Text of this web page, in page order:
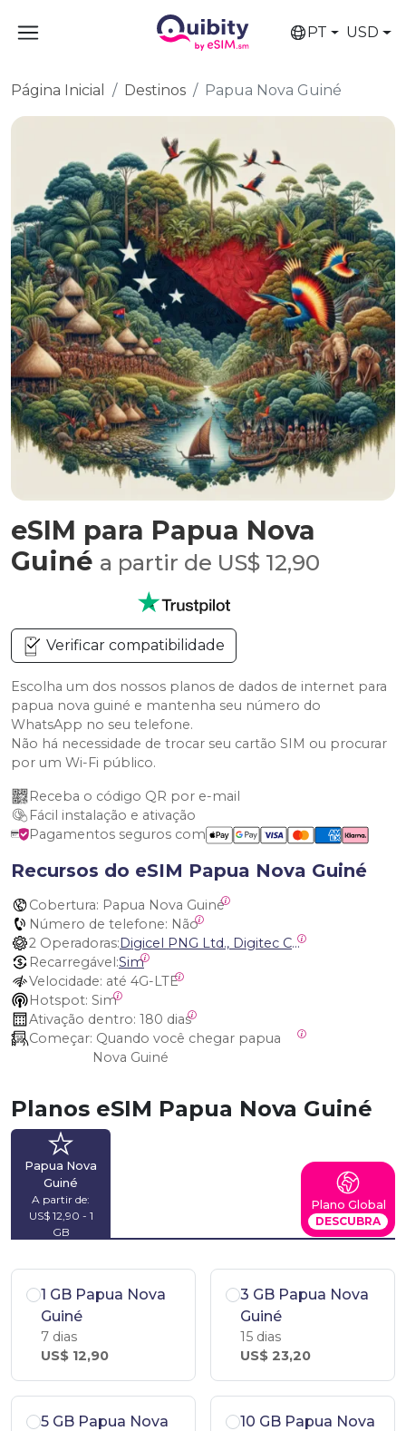
PT USD
Página Inicial Destinos Papua Nova Guiné
eSIM para Papua Nova
Guiné a partir de US$ 12,90
Verificar compatibilidade
Escolha um dos nossos planos de dados de internet para
papua nova guiné e mantenha seu número do
WhatsApp no seu telefone.
Não há necessidade de trocar seu cartão SIM ou procurar
por um Wi-Fi público.
Receba o código QR por e-mail
Fácil instalação e ativação
Pagamentos seguros com
Recursos do eSIM Papua Nova Guiné
Cobertura: Papua Nova Guiné
Número de telefone: Não
2 Operadoras:
Digicel PNG Ltd., Digitec Communications Ltd.
Recarregável:Sim
Velocidade: até 4G-LTE
Hotspot: Sim
Ativação dentro: 180 dias
Começar:
Nova Guiné
Planos eSIM Papua Nova Guiné
Papua Nova
Guiné
A partir de:
US$ 12,90 - 1
GB
Plano Global
DESCUBRA
1 GB Papua Nova
Guiné
7 dias
US$ 12,90
3 GB Papua Nova
Guiné
15 dias
US$ 23,20
5 GB Papua Nova
10 GB Papua Nova